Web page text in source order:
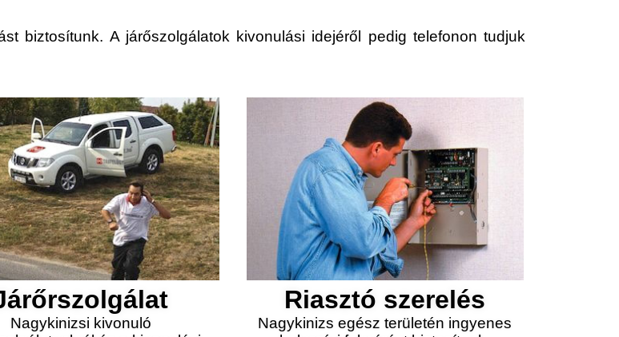
biztosítunk. A járőszolgálatok kivonulási idejéről pedig telefonon tudjuk
Nagykinizsi kivonuló
Riasztó szerelés
Nagykinizs egész területén ingyenes